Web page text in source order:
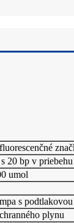
20 bp v
umol
s
plynu